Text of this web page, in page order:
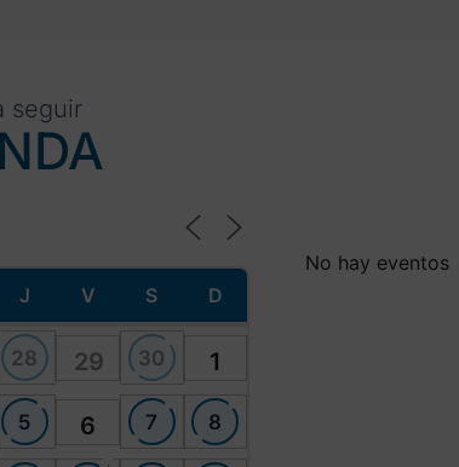
seguir
J V S D
28 29 30 1
5 6 7 8
No hay eventos